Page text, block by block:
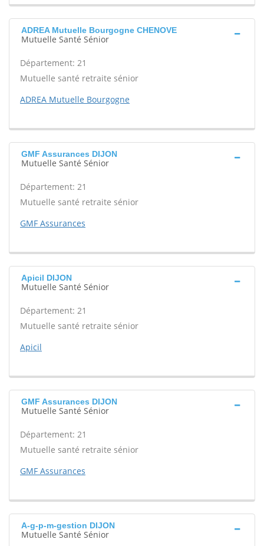
ADREA Mutuelle Bourgogne CHENOVE
Mutuelle Santé Sénior
Département: 21
Mutuelle santé retraite sénior
ADREA Mutuelle Bourgogne
GMF Assurances DIJON
Mutuelle Santé Sénior
Département: 21
Mutuelle santé retraite sénior
GMF Assurances
Apicil DIJON
Mutuelle Santé Sénior
Département: 21
Mutuelle santé retraite sénior
Apicil
GMF Assurances DIJON
Mutuelle Santé Sénior
Département: 21
Mutuelle santé retraite sénior
GMF Assurances
A-g-p-m-gestion DIJON
Mutuelle Santé Sénior